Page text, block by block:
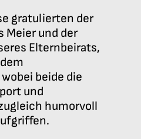
gratulierten der
Meier und der
Elternbeirats,
beide die
und
humorvoll